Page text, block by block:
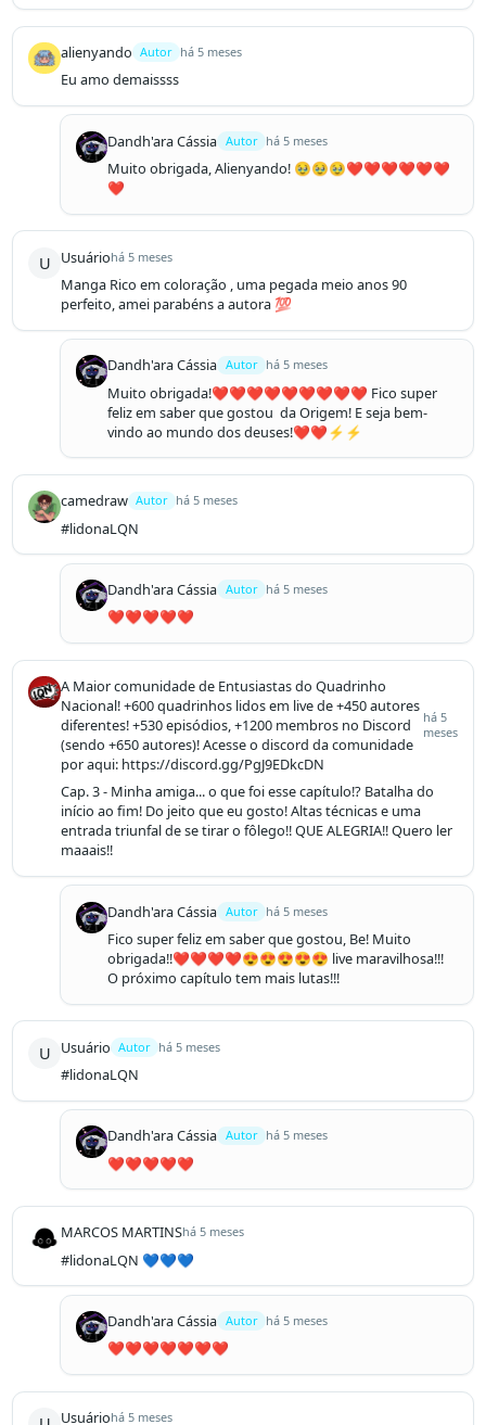
alienyando Autor há 5 meses
Eu amo demaissss
Dandh'ara Cássia Autor há 5 meses
Muito obrigada, Alienyando! 🥹🥹🥹❤️❤️❤️❤️❤️❤️
❤️
U Usuáriohá 5 meses
Manga Rico em coloração , uma pegada meio anos 90
perfeito, amei parabéns a autora 💯
Dandh'ara Cássia Autor há 5 meses
Muito obrigada!❤️❤️❤️❤️❤️❤️❤️❤️❤️ Fico super
feliz em saber que gostou  da Origem! E seja bem-
vindo ao mundo dos deuses!❤️❤️⚡️⚡️
camedraw Autor há 5 meses
#lidonaLQN
Dandh'ara Cássia Autor há 5 meses
❤️❤️❤️❤️❤️
A Maior comunidade de Entusiastas do Quadrinho
Nacional! +600 quadrinhos lidos em live de +450 autores
diferentes! +530 episódios, +1200 membros no Discord
(sendo +650 autores)! Acesse o discord da comunidade
por aqui: https://discord.gg/PgJ9EDkcDN
há 5
meses
Cap. 3 - Minha amiga... o que foi esse capítulo!? Batalha do
início ao fim! Do jeito que eu gosto! Altas técnicas e uma
entrada triunfal de se tirar o fôlego!! QUE ALEGRIA!! Quero ler
maaais!!
Dandh'ara Cássia Autor há 5 meses
Fico super feliz em saber que gostou, Be! Muito
obrigada!!❤️❤️❤️❤️😍😍😍😍😍 live maravilhosa!!!
O próximo capítulo tem mais lutas!!!
U Usuário Autor há 5 meses
#lidonaLQN
Dandh'ara Cássia Autor há 5 meses
❤️❤️❤️❤️❤️
MARCOS MARTINShá 5 meses
#lidonaLQN 💙💙💙
Dandh'ara Cássia Autor há 5 meses
❤️❤️❤️❤️❤️❤️❤️
Usuáriohá 5 meses